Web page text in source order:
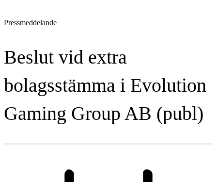
Pressmeddelande
Beslut vid extra
bolagsstämma i Evolution
Gaming Group AB (publ)